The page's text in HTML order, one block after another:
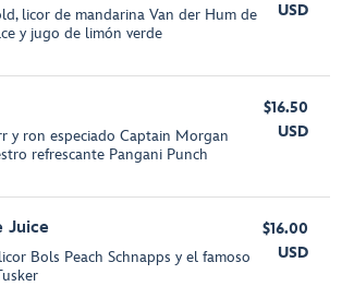
licor de mandarina Van der Hum de
y jugo de limón verde
USD
y ron especiado Captain Morgan
refrescante Pangani Punch
$16.50
USD
Juice
Bols Peach Schnapps y el famoso
$16.00
USD